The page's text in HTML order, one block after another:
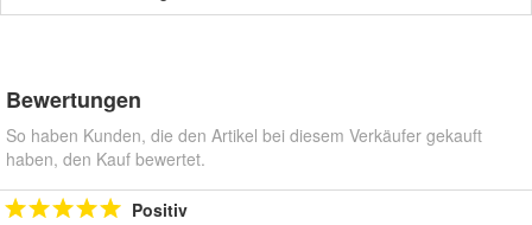
Bewertungen
So haben Kunden, die den Artikel bei diesem Verkäufer gekauft
haben, den Kauf bewertet.
Positiv